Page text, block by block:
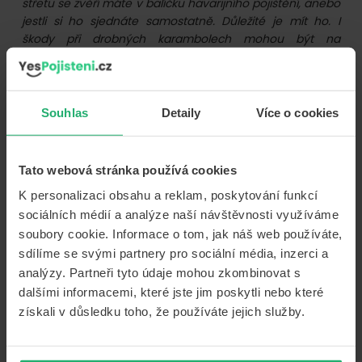
Souhlas Detaily Více o cookies
Tato webová stránka používá cookies
K personalizaci obsahu a reklam, poskytování funkcí
sociálních médií a analýze naší návštěvnosti využíváme
soubory cookie. Informace o tom, jak náš web používáte,
sdílíme se svými partnery pro sociální média, inzerci a
analýzy. Partneři tyto údaje mohou zkombinovat s
dalšími informacemi, které jste jim poskytli nebo které
získali v důsledku toho, že používáte jejich služby.
střetu se zvěří máte v balíčku havarijního pojištění, anebo
jestli si ho sjednáte samostatně. Důležité je mít ho. I
škody při drobných karambolech mohou být na
současných, technologiemi prošpikovaných autech
vysoké. Drahé jsou náhradní díly i práce
mechaniků,“připomíná Ladislav Griga, Head of Telesales
ve společnosti FaBrika ads, která provozuje srovnávač
YesPojisteni.czv centru Prahy.
OMarek Čihák
Marek rád pracuje se slovem i s
příběhem. A rád cestuje. Hlavně vlakem.